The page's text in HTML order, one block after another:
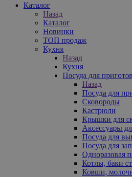
Каталог
Назад
Каталог
Новинки
ТОП продаж
Кухня
Назад
Кухня
Посуда для
Назад
Посуда для
Сковороды
Кастрюли
Крышки для
Аксессуары
Посуда для
Посуда для
Одноразовая
Котлы, баки
Ковши,